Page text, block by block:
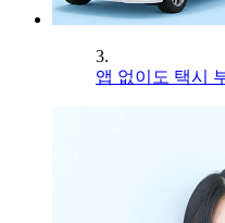
3.
앱 없이도 택시